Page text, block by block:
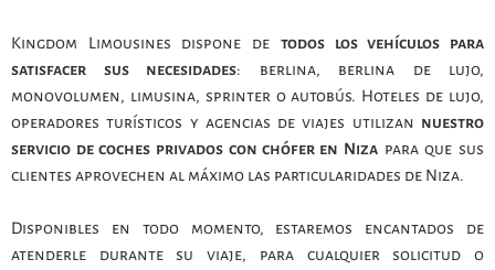
Kingdom Limousines dispone de todos los vehículos para
satisfacer sus necesidades: berlina, berlina de lujo,
monovolumen, limusina, sprinter o autobús. Hoteles de lujo,
operadores turísticos y agencias de viajes utilizan nuestro
servicio de coches privados con chófer en Nizapara que sus
clientes aprovechen al máximo las particularidades de Niza.
Disponibles en todo momento, estaremos encantados de
atenderle durante su viaje, para cualquier solicitud o